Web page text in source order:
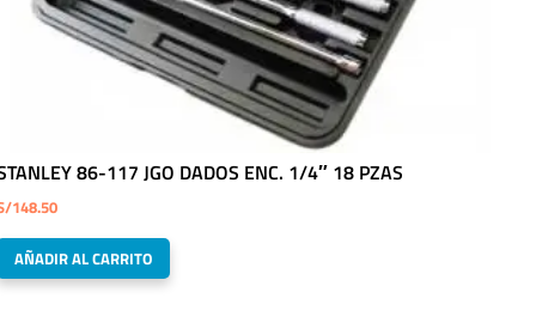
86-117 JGO DADOS ENC. 1/4″ 18 PZAS
148.50
AÑADIR AL CARRITO